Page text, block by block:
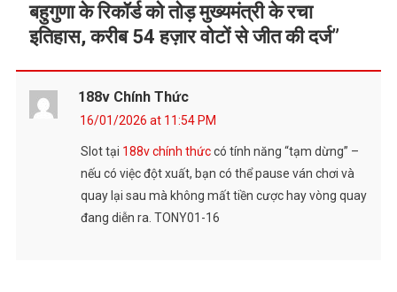
बहुगुणा के रिकॉर्ड को तोड़ मुख्यमंत्री के रचा
इतिहास, करीब 54 हज़ार वोटों से जीत की दर्ज”
188v Chính Thức
16/01/2026 at 11:54 PM
Slot tại 188v chính thứccó tính năng “tạm dừng” –
nếu có việc đột xuất, bạn có thể pause ván chơi và
quay lại sau mà không mất tiền cược hay vòng quay
đang diễn ra. TONY01-16